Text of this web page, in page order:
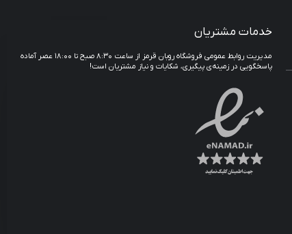
خدمات مشتریان
مدیریت روابط عمومی فروشگاه روبان قرمز از ساعت ۸:۳۰ صبح تا ۱۸:۰۰ عصر آماده
پاسخگویی در زمینه‌ی پیگیری، شکایات و نیاز مشتریان است!